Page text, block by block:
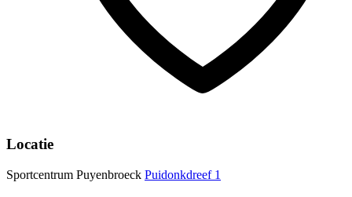
Locatie
Sportcentrum Puyenbroeck Puidonkdreef 1